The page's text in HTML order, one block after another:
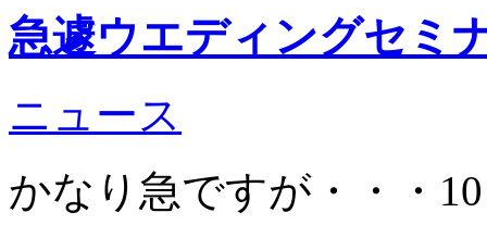
急遽ウエディングセミ
ニュース
かなり急ですが・・・